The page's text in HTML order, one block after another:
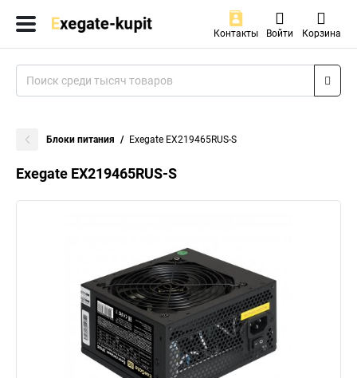
Контакты Войти Корзина
Блоки питания Exegate EX219465RUS-S
Exegate EX219465RUS-S